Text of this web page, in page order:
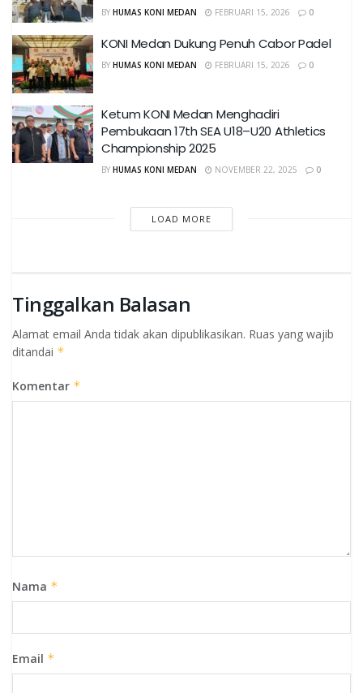
BY HUMAS KONI MEDAN FEBRUARI 15, 2026 0
KONI Medan Dukung Penuh Cabor Padel
BY HUMAS KONI MEDAN FEBRUARI 15, 2026 0
Ketum KONI Medan Menghadiri
Pembukaan 17th SEA U18–U20 Athletics
Championship 2025
BY HUMAS KONI MEDAN NOVEMBER 22, 2025 0
LOAD MORE
Tinggalkan Balasan
Alamat email Anda tidak akan dipublikasikan. Ruas yang wajib
ditandai *
Komentar *
Nama *
Email *